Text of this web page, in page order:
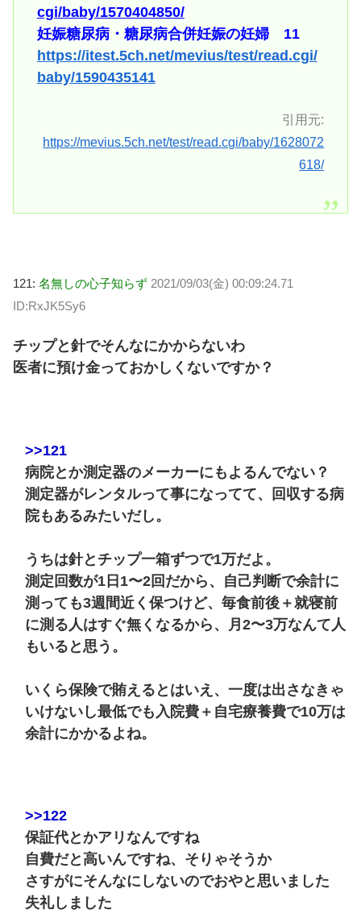
cgi/baby/1570404850/
妊娠糖尿病・糖尿病合併妊娠の妊婦 11
https://itest.5ch.net/mevius/test/read.cgi/
baby/1590435141
引用元:
https://mevius.5ch.net/test/read.cgi/baby/1628072
618/
121: 名無しの心子知らず 2021/09/03(金) 00:09:24.71
ID:RxJK5Sy6
チップと針でそんなにかからないわ
医者に預け金っておかしくないですか？
>>121
病院とか測定器のメーカーにもよるんでない？
測定器がレンタルって事になってて、回収する病
院もあるみたいだし。
うちは針とチップ一箱ずつで1万だよ。
測定回数が1日1〜2回だから、自己判断で余計に
測っても3週間近く保つけど、毎食前後＋就寝前
に測る人はすぐ無くなるから、月2〜3万なんて人
もいると思う。
いくら保険で賄えるとはいえ、一度は出さなきゃ
いけないし最低でも入院費＋自宅療養費で10万は
余計にかかるよね。
>>122
保証代とかアリなんですね
自費だと高いんですね、そりゃそうか
さすがにそんなにしないのでおやと思いました
失礼しました